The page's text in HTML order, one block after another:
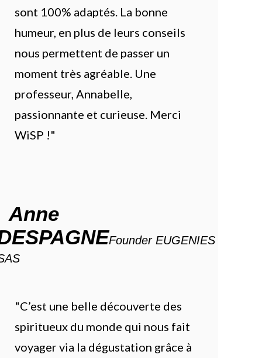
sont 100% adaptés. La bonne
humeur, en plus de leurs conseils
nous permettent de passer un
moment très agréable. Une
professeur, Annabelle,
passionnante et curieuse. Merci
WiSP !"
Anne
Founder EUGENIES
"C’est une belle découverte des
spiritueux du monde qui nous fait
voyager via la dégustation grâce à